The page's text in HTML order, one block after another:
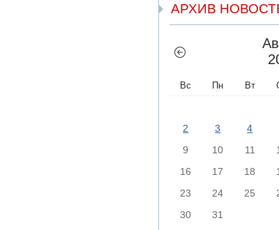
АРХИВ
Вс Пн Вт
2
3 4
9
10 11
16
17 18
23
24 25
30
31